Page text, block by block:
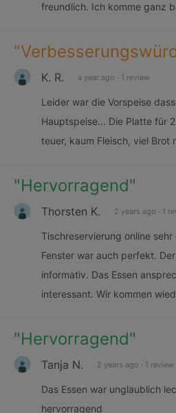
freundlich. Ich komme ganz
"
K. R. a year ago · 1 review
Leider war die Vorspeise
Hauptspeise... Die Platte für
teuer, kaum Fleisch, viel Brot
"Hervorragend"
Thorsten K. 2 years ago · 1
Tischreservierung online
Fenster war auch perfekt.
informativ. Das Essen
interessant. Wir kommen
"Hervorragend"
Tanja N. 2 years ago · 1 review
Das Essen war unglaublich
hervorragend